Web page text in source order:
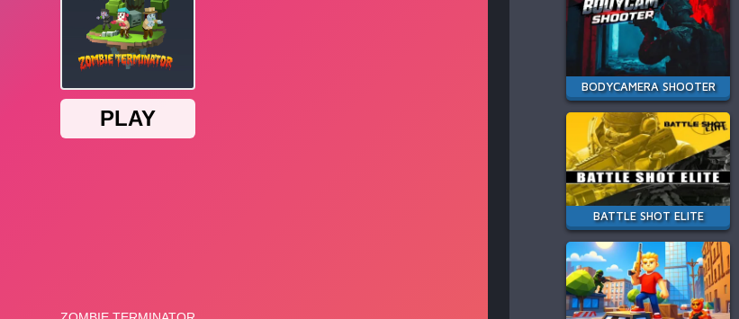
BODYCAMERA SHOOTER
BATTLE SHOT ELITE